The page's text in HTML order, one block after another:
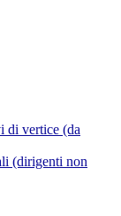
di vertice (da
(dirigenti non